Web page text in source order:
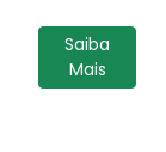
Saiba
Mais